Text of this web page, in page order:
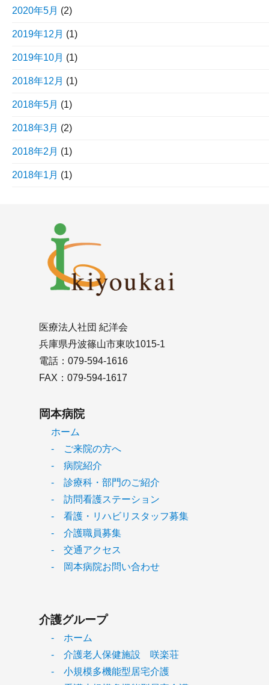
2020年5月 (2)
2019年12月 (1)
2019年10月 (1)
2018年12月 (1)
2018年5月 (1)
2018年3月 (2)
2018年2月 (1)
2018年1月 (1)
医療法人社団 紀洋会
兵庫県丹波篠山市東吹1015-1
電話：079-594-1616
FAX：079-594-1617
岡本病院
ホーム
- ご来院の方へ
- 病院紹介
- 診療科・部門のご紹介
- 訪問看護ステーション
- 看護・リハビリスタッフ募集
- 介護職員募集
- 交通アクセス
- 岡本病院お問い合わせ
介護グループ
- ホーム
- 介護老人保健施設 咲楽荘
- 小規模多機能型居宅介護